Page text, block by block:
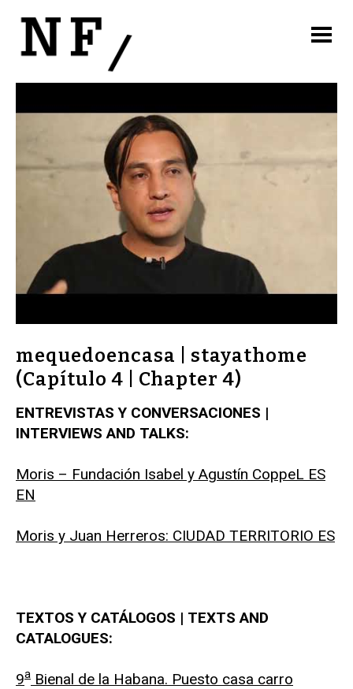
mequedoencasa | stayathome
(Capítulo 4 | Chapter 4)
ENTREVISTAS Y CONVERSACIONES |
INTERVIEWS AND TALKS:
Moris – Fundación Isabel y Agustín CoppeL ES
EN
Moris y Juan Herreros: CIUDAD TERRITORIO ES
TEXTOS Y CATÁLOGOS | TEXTS AND
CATALOGUES:
9a Bienal de la Habana. Puesto casa carro